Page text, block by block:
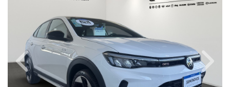
Previous Next